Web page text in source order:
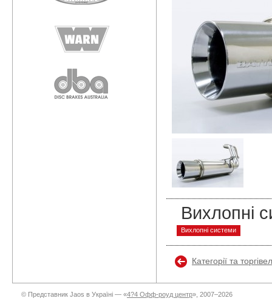
Вихлопні
Вихлопні системи
Категорії та
© Представник Jaos в Україні — «4?4 Офф-роуд центр», 2007–2026